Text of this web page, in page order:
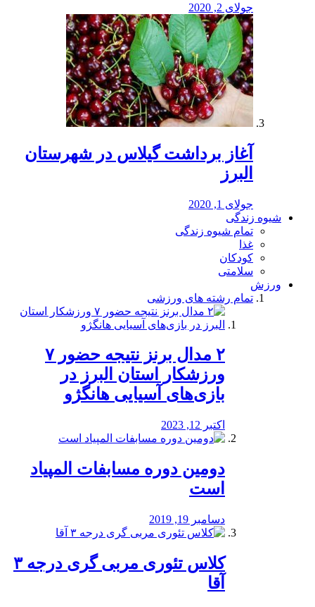
جولای 2, 2020
آغاز برداشت گیلاس در شهرستان
البرز
جولای 1, 2020
شیوه زندگی
تمام شیوه زندگی
غذا
کودکان
سلامتی
ورزش
تمام رشته های ورزشی
۲ مدال برنز نتیجه حضور ۷
ورزشکار استان البرز در
بازی‌های آسیایی هانگژو
اکتبر 12, 2023
دومین دوره مسابفات المپیاد
است
دسامبر 19, 2019
کلاس تئوری مربی گری درجه ۳
آقا